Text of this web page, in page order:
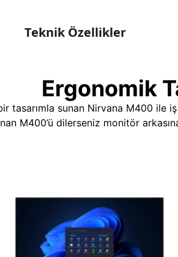
Teknik Özellikler
Ergonomik
tasarımla sunan Nirvana M400 ile
M400’ü dilerseniz monitör